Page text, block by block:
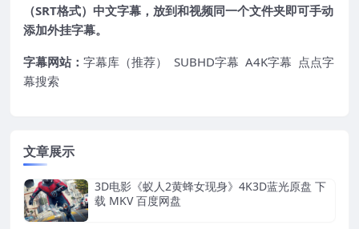
（SRT格式）中文字幕，放到和视频同一个文件夹即可手动
添加外挂字幕。
字幕网站： 字幕库（推荐） SUBHD字幕 A4K字幕 点点字
幕搜索
文章展示
3D电影《蚁人2黄蜂女现身》4K3D蓝光原盘 下
载 MKV 百度网盘